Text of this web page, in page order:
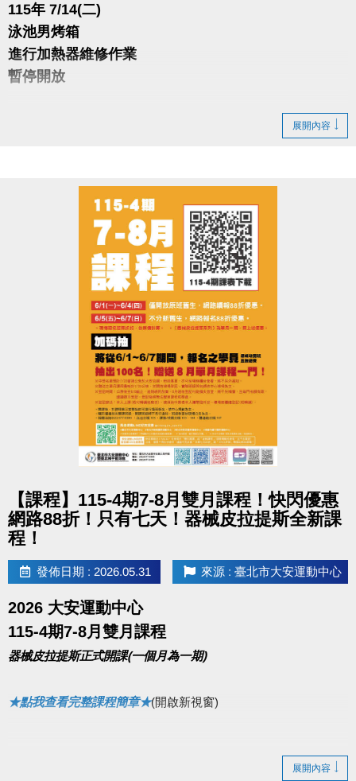
▪︎網路報名請點我(開啟新視窗)
▪︎ 大安APP 長佳Sports+ APP傳送門⬇
APPLE 傳送門點我(另開新視窗)
google play 傳送門點我(另開新視窗)
115年 7/14(二)
泳池男烤箱
進行加熱器維修作業
暫停開放
展開內容
【課程】115-4期7-8月雙月課程！快閃優惠
網路88折！只有七天！器械皮拉提斯全新課
程！
發佈日期 : 2026.05.31 來源 : 臺北市大安運動中心
2026 大安運動中心
115-4期7-8月雙月課程
器械皮拉提斯正式開課(一個月為一期)
★點我查看完整課程簡章★(開啟新視窗)
展開內容